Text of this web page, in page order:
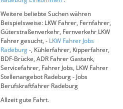
Weitere beliebte Suchen währen
Beispielsweise: LKW Fahrer, Fernfahrer,
Güterstraßenverkehr, Fernverkehr LKW
Fahrer gesucht, - LKW Fahrer Jobs
Radeburg-, Kühlerfahrer, Kipperfahrer,
BDF-Brücke, ADR Fahrer Gastank,
Servicefahrer, Fahrer Jobs, LKW Fahrer
Stellenangebot Radeburg - Jobs
Berufskraftfahrer Radeburg
Allzeit gute Fahrt.